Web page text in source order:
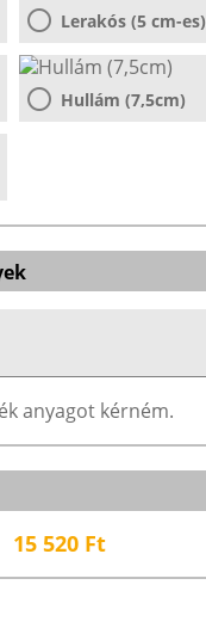
Lerakós (5 cm-es)
Hullám (7,5cm)
anyagot kérném.
15 520Ft